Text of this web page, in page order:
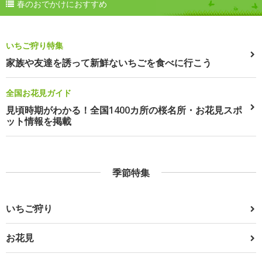
春のおでかけにおすすめ
いちご狩り特集
家族や友達を誘って新鮮ないちごを食べに行こう
全国お花見ガイド
見頃時期がわかる！全国1400カ所の桜名所・お花見スポ
ット情報を掲載
季節特集
いちご狩り
お花見